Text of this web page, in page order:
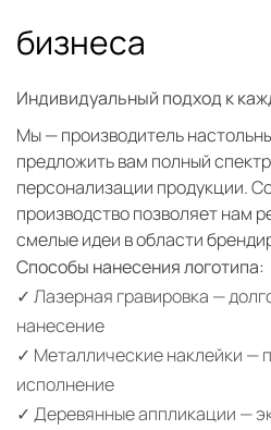
бизнеса
Индивидуальный подход к
Мы — производитель
предложить вам полный
персонализации продукции.
производство позволяет нам
смелые идеи в области
Способы нанесения логотипа:
✓ Лазерная гравировка —
нанесение
✓ Металлические наклейки —
исполнение
✓ Деревянные аппликации —